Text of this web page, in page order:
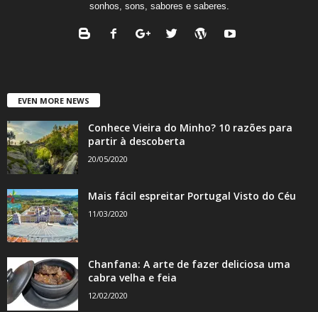
sonhos, sons, sabores e saberes.
EVEN MORE NEWS
Conhece Vieira do Minho? 10 razões para
partir à descoberta
20/05/2020
Mais fácil espreitar Portugal Visto do Céu
11/03/2020
Chanfana: A arte de fazer deliciosa uma
cabra velha e feia
12/02/2020